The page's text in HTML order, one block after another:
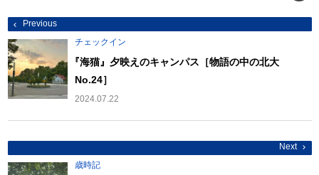
投
稿
ナ
ビ
ゲ
ー
シ
ョ
ン
Previous
チェックイン
『海猫』夕映えのキャンパス［物語の中の北大
No.24］
2024.07.22
Next
歳時記